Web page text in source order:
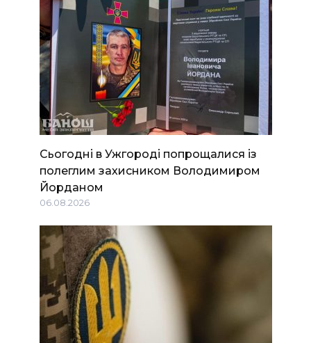
Сьогодні в Ужгороді попрощалися із
полеглим захисником Володимиром
Йорданом
06.08.2026